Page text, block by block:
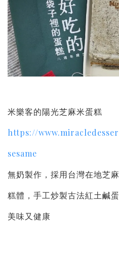
米樂客的陽光芝麻米蛋糕
https://
sesame
無奶製作，採用台灣在地芝
糕體，手工炒製古法紅土鹹
美味又健康